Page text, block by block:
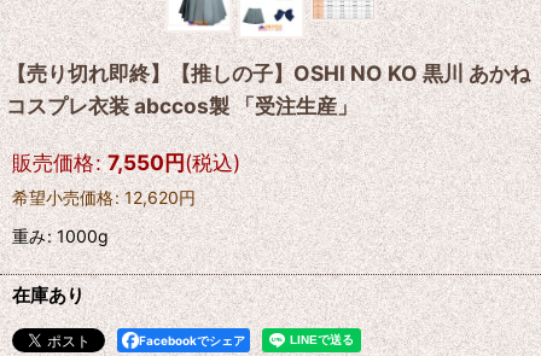
【売り切れ即終】【推しの子】OSHI NO KO 黒川 あかね
コスプレ衣装 abccos製 「受注生産」
販売価格: 7,550円(税込)
希望小売価格: 12,620円
重み:1000g
在庫あり
Facebookでシェア